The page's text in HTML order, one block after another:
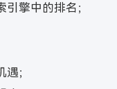
擎中的排名；
；